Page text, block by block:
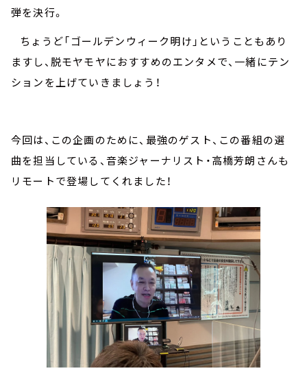
弾を決行。
ちょうど「ゴールデンウィーク明け」ということもあり
ますし、脱モヤモヤにおすすめのエンタメで、一緒にテン
ションを上げていきましょう！
今回は、この企画のために、最強のゲスト、この番組の選
曲を担当している、音楽ジャーナリスト・高橋芳朗さんも
リモートで登場してくれました！